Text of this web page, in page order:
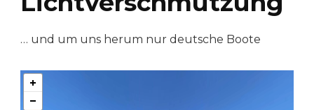
… und um uns herum nur deutsche Boote